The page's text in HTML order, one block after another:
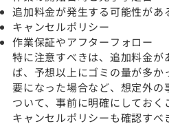
追加料金が発生する可能性があ
キャンセルポリシー
作業保証やアフターフォロー
特に注意すべきは、追加料金が
ば、予想以上にゴミの量が多
要になった場合など、想定外の
ついて、事前に明確にしておく
キャンセルポリシーも確認す